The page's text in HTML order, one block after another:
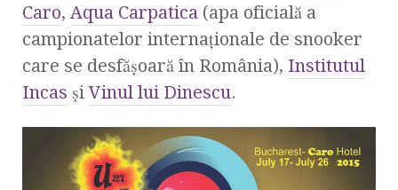
Caro, Aqua Carpatica (apa oficială a
campionatelor internaţionale de snooker
care se desfăşoară în România), Institutul
Incas şiVinul lui Dinescu.